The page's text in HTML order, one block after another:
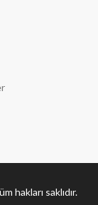
hakları saklıdır.